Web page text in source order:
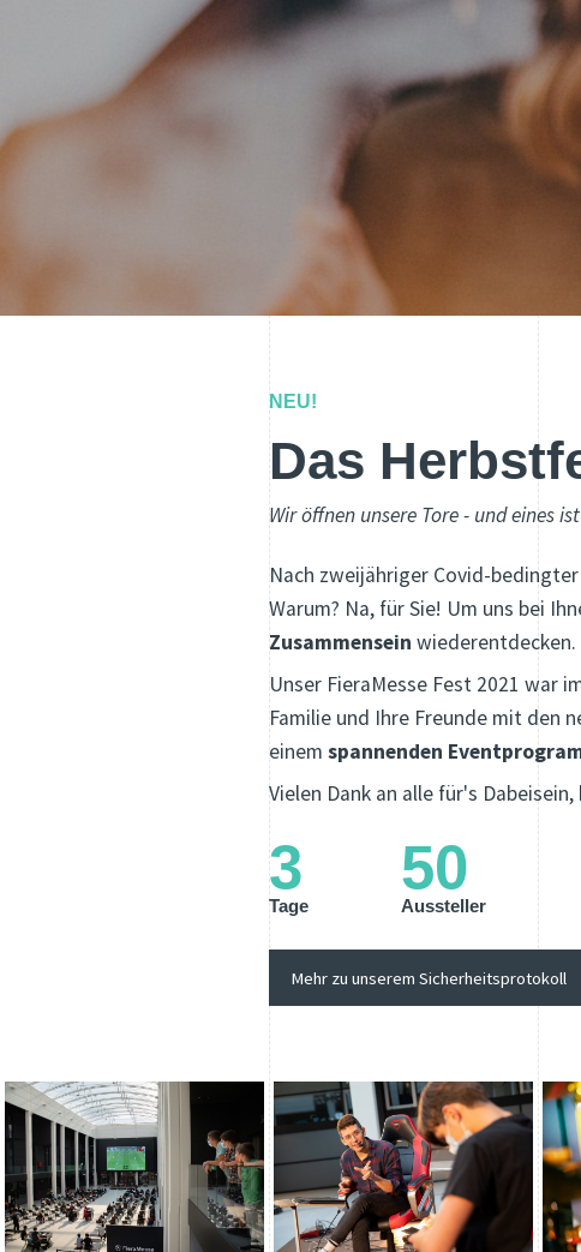
NEU!
Das
Wir öffnen unsere Tore - und eines
Nach zweijähriger Covid-
Warum? Na, für Sie! Um uns bei
Zusammensein wiederentdecken.
Unser FieraMesse Fest 2021 war
Familie und Ihre Freunde mit den
einem spannenden
Vielen Dank an alle für's
3
Tage
50
Aussteller
Mehr zu unserem Sicherheitsprotokoll